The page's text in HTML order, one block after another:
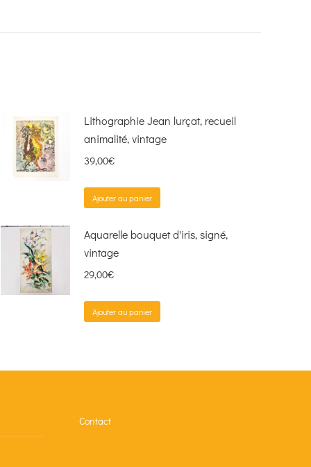
Lithographie Jean lurçat, recueil
animalité, vintage
39,00€
Ajouter au panier
Aquarelle bouquet d'iris, signé,
vintage
29,00€
Ajouter au panier
Contact